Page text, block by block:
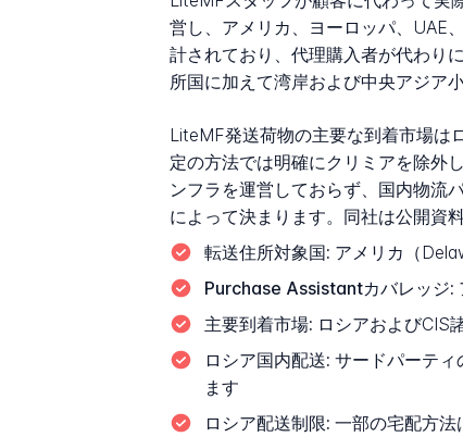
営し、アメリカ、ヨーロッパ、UAE
計されており、代理購入者が代わり
所国に加えて湾岸および中央アジア
LiteMF発送荷物の主要な到着市場は
定の方法では明確にクリミアを除外
ンフラを運営しておらず、国内物流
によって決まります。同社は公開資
転送住所対象国: アメリカ（
Purchase Assistantカバレッジ:
主要到着市場: ロシアおよびCIS
ロシア国内配送: サードパーティ
ます
ロシア配送制限: 一部の宅配方法